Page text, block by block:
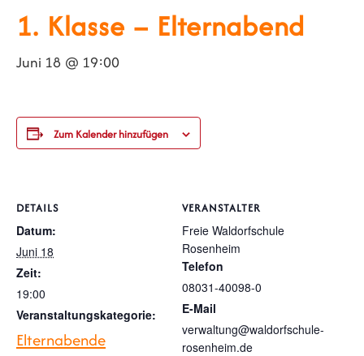
1. Klasse – Elternabend
Juni 18 @ 19:00
Zum Kalender hinzufügen
DETAILS
Datum:
Juni 18
Zeit:
19:00
Veranstaltungskategorie:
Elternabende
VERANSTALTER
Freie Waldorfschule
Rosenheim
Telefon
08031-40098-0
E-Mail
verwaltung@waldorfschule-
rosenheim.de